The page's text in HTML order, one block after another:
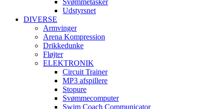
Udstyrsnet
DIVERSE
Armvinger
Arena Kompression
Drikkedunke
Fløjter
ELEKTRONIK
Circuit Trainer
MP3 afspillere
Stopure
Svømmecomputer
Swim Coach Communicator